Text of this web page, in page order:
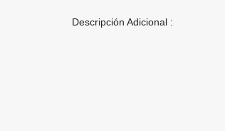
Descripción Adicional :